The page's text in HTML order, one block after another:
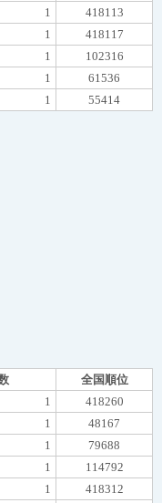
1
418113
1
418117
1
102316
1
61536
1 55414
全国順位
1
418260
1
48167
1
79688
1
114792
1
418312